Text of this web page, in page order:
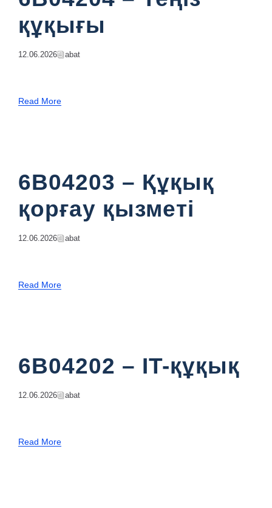
құқығы
12.06.2026 Abat
Read More
6B04203 – Құқық
қорғау қызметі
12.06.2026 Abat
Read More
6B04202 – IT-құқық
12.06.2026 Abat
Read More